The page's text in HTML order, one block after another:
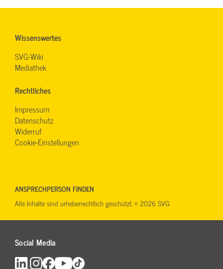
Wissenswertes
SVG-Wiki
Mediathek
Rechtliches
Impressum
Datenschutz
Widerruf
Cookie-Einstellungen
Social Media
ANSPRECHPERSON FINDEN
Alle Inhalte sind urheberrechtlich geschützt. © 2026 SVG